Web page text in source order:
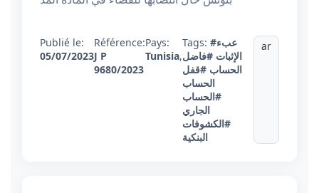
Publié le:
05/07/2023
Référence:
J P
9680/2023
Pays:
Tunisia,
Tags: #عبء
الإثبات #فاضل
الحساب #قفل
الحساب
#الحساب
الجاري
#الكشوفات
البنكية
ar